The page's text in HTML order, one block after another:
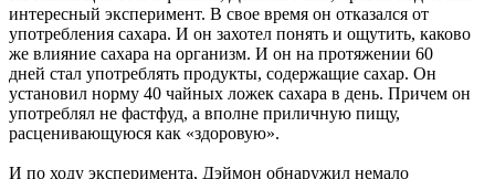
интересный эксперимент. В свое время он отказался от
употребления сахара. И он захотел понять и ощутить, каково
же влияние сахара на организм. И он на протяжении 60
дней стал употреблять продукты, содержащие сахар. Он
установил норму 40 чайных ложек сахара в день. Причем он
употреблял не фастфуд, а вполне приличную пищу,
расценивающуюся как «здоровую».
И по ходу эксперимента, Дэймон обнаружил немало